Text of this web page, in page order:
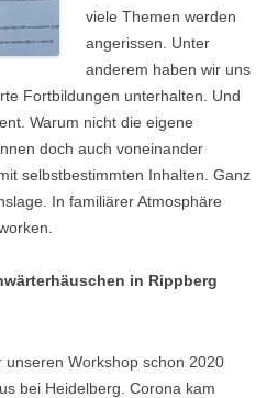
viele Themen werden
angerissen. Unter
anderem haben wir uns
Fortbildungen unterhalten. Und
Warum nicht die eigene
doch auch voneinander
selbstbestimmten Inhalten. Ganz
In familiärer Atmosphäre
in Rippberg
unseren Workshop schon 2020
bei Heidelberg. Corona kam